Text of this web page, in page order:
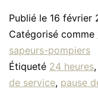
Publié le 16 février
Catégorisé comme
sapeurs-pompiers
Étiqueté 24 heures,
de service, pause